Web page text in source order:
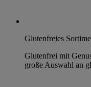
Glutenfreies
Glutenfrei mit
große Auswahl an